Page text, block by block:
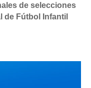
de selecciones
de Fútbol Infantil